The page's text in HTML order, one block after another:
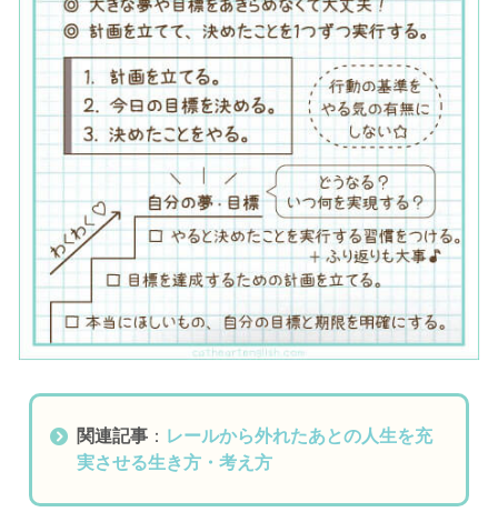
関連記事 ： レールから外れたあとの人生を充
実させる生き方・考え方